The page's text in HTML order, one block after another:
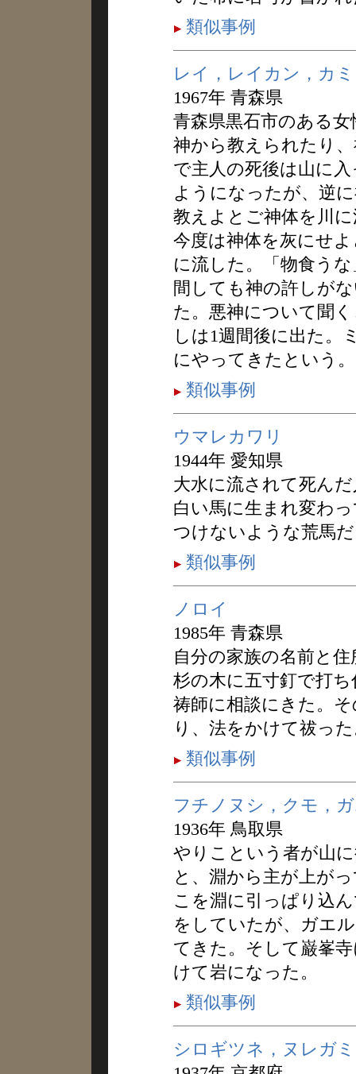
類似事例
レイ，レイカン，カ
1967年 青森県
青森県黒石市のある
神から教えられたり
で主人の死後は山に
ようになったが、逆
教えよとご神体を川
今度は神体を灰にせ
に流した。「物食う
間しても神の許しが
た。悪神について聞
しは1週間後に出た。
にやってきたという。
類似事例
ウマレカワリ
1944年 愛知県
大水に流されて死ん
白い馬に生まれ変わ
つけないような荒馬
類似事例
ノロイ
1985年 青森県
自分の家族の名前と
杉の木に五寸釘で打
祷師に相談にきた。
り、法をかけて祓っ
類似事例
フチノヌシ，クモ，
1936年 鳥取県
やりこという者が山
と、淵から主が上が
こを淵に引っぱり込
をしていたが、ガエ
てきた。そして巌峯
けて岩になった。
類似事例
シロギツネ，ヌレガ